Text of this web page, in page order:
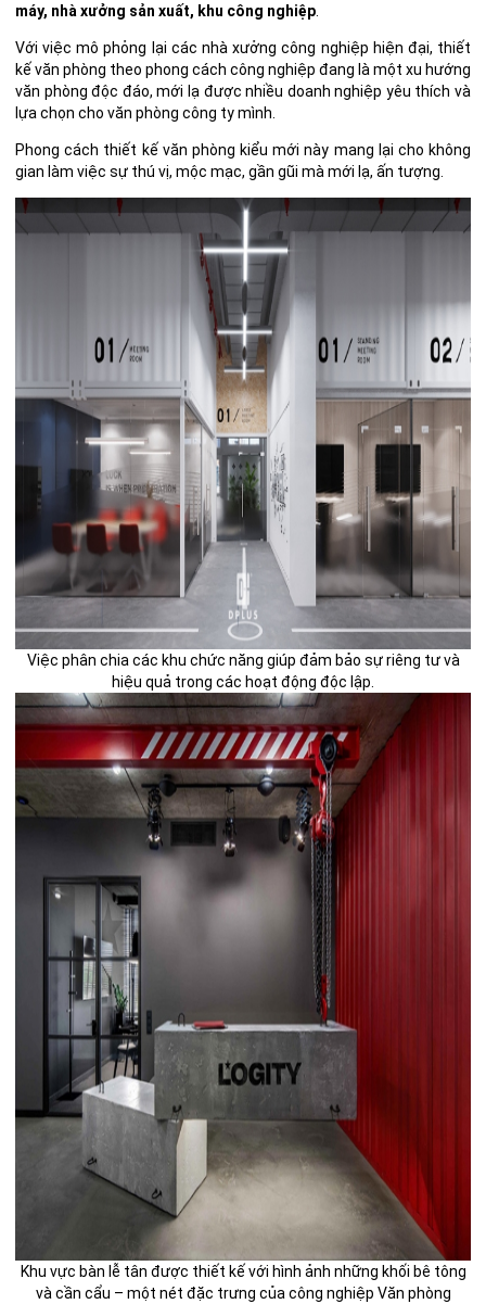
máy, nhà xưởng sản xuất, khu công nghiệp
Với việc mô phỏng lại các nhà xưởng công nghiệp hiện đại, thiết
kế văn phòng theo phong cách công nghiệp đang là một xu hướng
văn phòng độc đáo, mới lạ được nhiều doanh nghiệp yêu thích và
lựa chọn cho văn phòng công ty mình.
Phong cách thiết kế văn phòng kiểu mới này mang lại cho không
gian làm việc sự thú vị, mộc mạc, gần gũi mà mới lạ, ấn tượng.
Việc phân chia các khu chức năng giúp đảm bảo sự riêng tư và
hiệu quả trong các hoạt động độc lập.
Khu vực bàn lễ tân được thiết kế với hình ảnh những khối bê tông
và cần cẩu – một nét đặc trưng của công nghiệp Văn phòng